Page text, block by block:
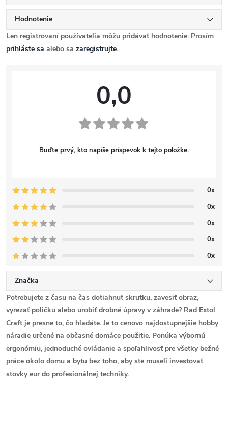
Hodnotenie
Len registrovaní používatelia môžu pridávať hodnotenie. Prosím
prihláste sa alebo sa zaregistrujte.
0,0
Buďte prvý, kto napíše príspevok k tejto položke.
0x
0x
0x
0x
0x
Značka
Potrebujete z času na čas dotiahnuť skrutku, zavesiť obraz,
vyrezať poličku alebo urobiť drobné úpravy v záhrade? Rad Extol
Craft je presne to, čo hľadáte. Je to cenovo najdostupnejšie hobby
náradie určené na občasné domáce použitie. Ponúka výbornú
ergonómiu, jednoduché ovládanie a spoľahlivosť pre všetky bežné
práce okolo domu a bytu bez toho, aby ste museli investovať
stovky eur do profesionálnej techniky.